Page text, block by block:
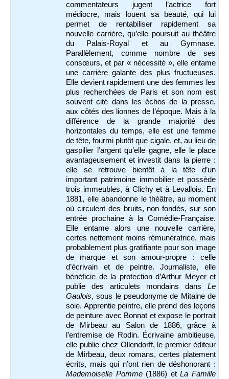
commentateurs jugent l’actrice fort
médiocre, mais louent sa beauté, qui lui
permet de rentabiliser rapidement sa
nouvelle carrière, qu’elle poursuit au théâtre
du Palais-Royal et au Gymnase.
Parallèlement, comme nombre de ses
consœurs, et par « nécessité », elle entame
une carrière galante des plus fructueuses.
Elle devient rapidement une des femmes les
plus recherchées de Paris et son nom est
souvent cité dans les échos de la presse,
aux côtés des lionnes de l’époque. Mais à la
différence de la grande majorité des
horizontales du temps, elle est une femme
de tête, fourmi plutôt que cigale, et, au lieu de
gaspiller l’argent qu’elle gagne, elle le place
avantageusement et investit dans la pierre :
elle se retrouve bientôt à la tête d’un
important patrimoine immobilier et possède
trois immeubles, à Clichy et à Levallois. En
1881, elle abandonne le théâtre, au moment
où circulent des bruits, non fondés, sur son
entrée prochaine à la Comédie-Française.
Elle entame alors une nouvelle carrière,
certes nettement moins rémunératrice, mais
probablement plus gratifiante pour son image
de marque et son amour-propre : celle
d’écrivain et de peintre. Journaliste, elle
bénéficie de la protection d’Arthur Meyer et
publie des articulets mondains dans Le
Gaulois, sous le pseudonyme de Mitaine de
soie. Apprentie peintre, elle prend des leçons
de peinture avec Bonnat et expose le portrait
de Mirbeau au Salon de 1886, grâce à
l’entremise de Rodin. Écrivaine ambitieuse,
elle publie chez Ollendorff, le premier éditeur
de Mirbeau, deux romans, certes platement
écrits, mais qui n’ont rien de déshonorant :
Mademoiselle Pomme(1886) etLa Famille